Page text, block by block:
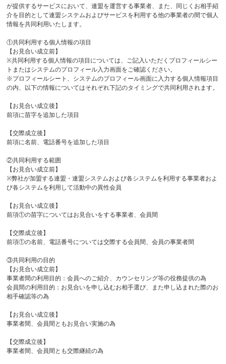
が提供するサービスにおいて、連盟を運営する事業者、また、同じくお相手紹
介を目的として連盟システムおよびサービスを利用する他の事業者の間で個人
情報を共同利用いたします。
①共同利用する個人情報の項目
【お見合い成立前】
※共同利用する個人情報の項目については、ご記入いただくプロフィールシー
トまたはシステムのプロフィール入力画面をご確認ください。
※プロフィールシート、システムのプロフィール画面に入力する個人情報項目
の内、以下の情報についてはそれぞれ下記のタイミングで共同利用されます。
【お見合い成立後】
前項に苗字を追加した項目
【交際成立後】
前項に名前、電話番号を追加した項目
②共同利用する範囲
【お見合い成立前】
※弊社が加盟する連盟・連盟システムおよび各システムを利用する事業者およ
び各システムを利用して活動中の異性会員
【お見合い成立後】
前項①の苗字についてはお見合いをする事業者、会員間
【交際成立後】
前項①の名前、電話番号については交際する会員間、会員の事業者間
③共同利用の目的
【お見合い成立前】
事業者間の利用目的：会員へのご紹介、カウンセリング等の役務提供の為
会員間の利用目的：お見合いを申し込むお相手選び、また申し込まれた際のお
相手確認等の為
【お見合い成立後】
事業者間、会員間ともお見合い実施の為
【交際成立後】
事業者間、会員間とも交際継続の為